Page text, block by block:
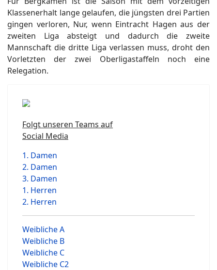
Klassenerhalt lange gelaufen, die jüngsten drei Partien
gingen verloren, Nur, wenn Eintracht Hagen aus der
zweiten Liga absteigt und dadurch die zweite
Mannschaft die dritte Liga verlassen muss, droht den
Vorletzten der zwei Oberligastaffeln noch eine
Relegation.
Folgt unseren Teams auf
Social Media
1. Damen
2. Damen
3. Damen
1. Herren
2. Herren
Weibliche A
Weibliche B
Weibliche C
Weibliche C2